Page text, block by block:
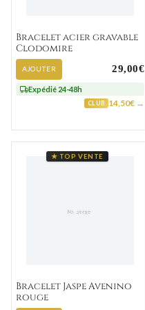
Bracelet acier gravable
Clodomire
AJOUTER 29,00€
Expédié 24-48h
CLUB 14,50€ →
★ TOP VENTE
Bracelet Jaspe Avenino
rouge